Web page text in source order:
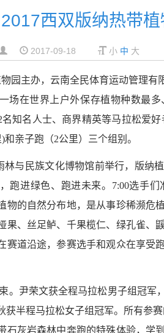
2017西双版纳热带
2017-09-18 小 中 大
园主办， 云南全民体育运动管理有
场在世界上户外保存植物种数最
名知名人士、商界精英等马拉松爱
)和亲子跑（2公里）三个组别。
林与民族文化博物馆前举行，版纳
跑进绿色、跑进未来。 7:00选手们
物的自然分布地，是从事珍稀濒危
果、丝足鲈、千果榄仁、绿孔雀、
赛道沿途，参赛选手和观众在享受
。尹荣文获全程马拉松男子组冠军
获半程马拉松女子组冠军。所有参
石灰岩森林中奔跑的特殊体验，学